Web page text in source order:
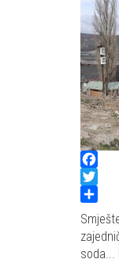
Twitter
Share
soda...